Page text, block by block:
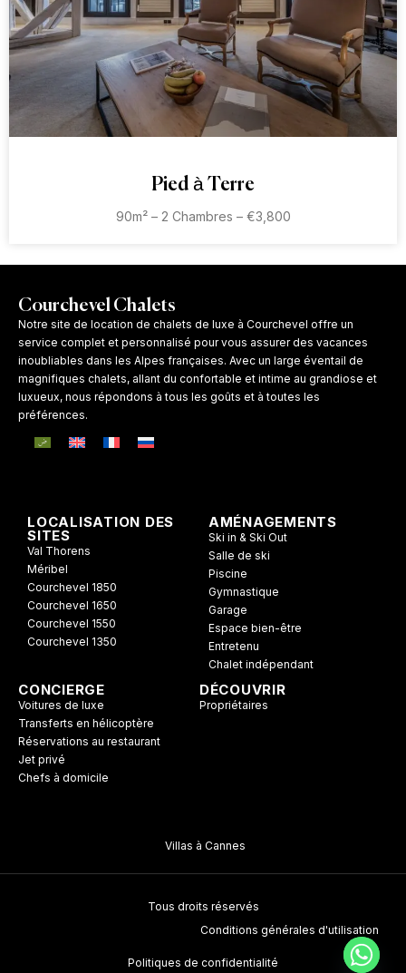
Pied à Terre
90m² – 2 Chambres – €3,800
Courchevel Chalets
Notre site de location de chalets de luxe à Courchevel offre un
service complet et personnalisé pour vous assurer des vacances
inoubliables dans les Alpes françaises. Avec un large éventail de
magnifiques chalets, allant du confortable et intime au grandiose et
luxueux, nous répondons à tous les goûts et à toutes les
préférences.
LOCALISATION DES
SITES
Val Thorens
Méribel
Courchevel 1850
Courchevel 1650
Courchevel 1550
Courchevel 1350
AMÉNAGEMENTS
Ski in & Ski Out
Salle de ski
Piscine
Gymnastique
Garage
Espace bien-être
Entretenu
Chalet indépendant
CONCIERGE
Voitures de luxe
Transferts en hélicoptère
Réservations au restaurant
Jet privé
Chefs à domicile
DÉCOUVRIR
Propriétaires
Tous droits réservés
Conditions générales d'utilisation
Politiques de confidentialité